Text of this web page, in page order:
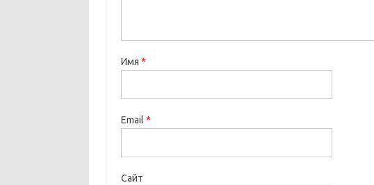
Имя *
Email *
Сайт